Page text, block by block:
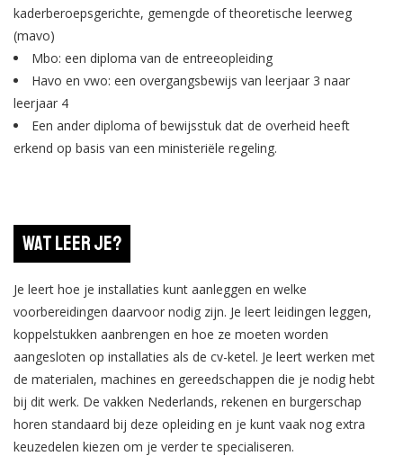
kaderberoepsgerichte, gemengde of theoretische leerweg
(mavo)
Mbo: een diploma van de entreeopleiding
Havo en vwo: een overgangsbewijs van leerjaar 3 naar
leerjaar 4
Een ander diploma of bewijsstuk dat de overheid heeft
erkend op basis van een ministeriële regeling.
Wat leer je?
Je leert hoe je installaties kunt aanleggen en welke
voorbereidingen daarvoor nodig zijn. Je leert leidingen leggen,
koppelstukken aanbrengen en hoe ze moeten worden
aangesloten op installaties als de cv-ketel. Je leert werken met
de materialen, machines en gereedschappen die je nodig hebt
bij dit werk. De vakken Nederlands, rekenen en burgerschap
horen standaard bij deze opleiding en je kunt vaak nog extra
keuzedelen kiezen om je verder te specialiseren.